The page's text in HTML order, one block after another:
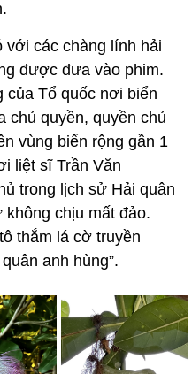
với các chàng lính hải
được đưa vào phim.
của Tổ quốc nơi biển
chủ quyền, quyền chủ
vùng biển rộng gần 1
liệt sĩ Trần Văn
trong lịch sử Hải quân
không chịu mất đảo.
thắm lá cờ truyền
anh hùng”.